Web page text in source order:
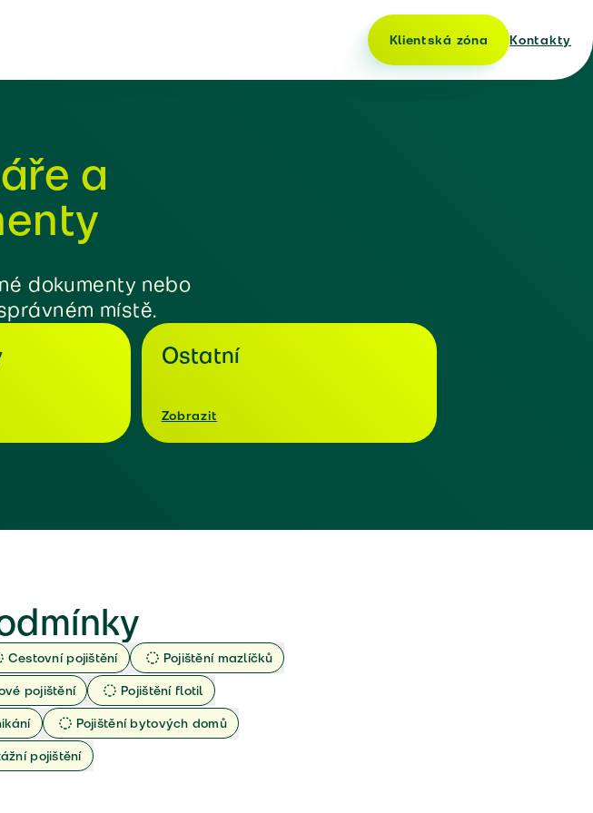
Klientská zóna Kontakty
a
dokumenty nebo
místě.
Ostatní
Zobrazit
Cestovní pojištění
Pojištění mazlíčků
pojištění
Pojištění flotil
Pojištění bytových domů
pojištění